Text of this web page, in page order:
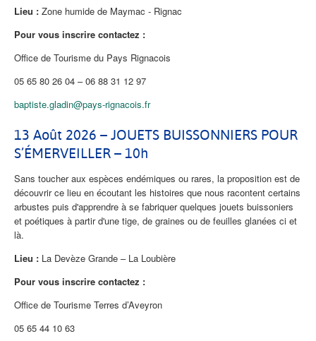
Lieu : Zone humide de Maymac - Rignac
Pour vous inscrire contactez :
Office de Tourisme du Pays Rignacois
05 65 80 26 04 – 06 88 31 12 97
baptiste.gladin@pays-rignacois.fr
13 Août 2026 – JOUETS BUISSONNIERS POUR
S’ÉMERVEILLER – 10h
Sans toucher aux espèces endémiques ou rares, la proposition est de
découvrir ce lieu en écoutant les histoires que nous racontent certains
arbustes puis d'apprendre à se fabriquer quelques jouets buissoniers
et poétiques à partir d'une tige, de graines ou de feuilles glanées ci et
là.
Lieu : La Devèze Grande – La Loubière
Pour vous inscrire contactez :
Office de Tourisme Terres d’Aveyron
05 65 44 10 63